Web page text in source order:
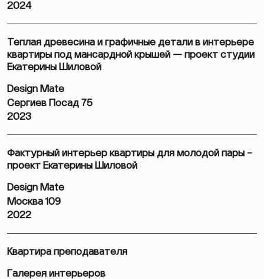
2024
Теплая древесина и графичные детали в интерьере
квартиры под мансардной крышей — проект студии
Екатерины Шиловой
Design Mate
Сергиев Посад 75
2023
Фактурный интерьер квартиры для молодой пары –
проект Екатерины Шиловой
Design Mate
Москва 109
2022
Квартира преподавателя
Галерея интерьеров